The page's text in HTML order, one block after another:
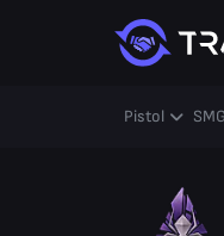
Pistol SMG